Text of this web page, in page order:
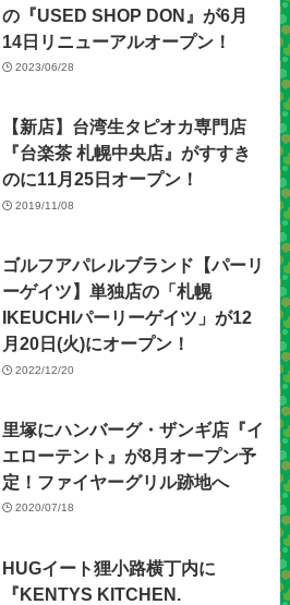
の『USED SHOP DON』が6月
14日リニューアルオープン！
2023/06/28
【新店】台湾生タピオカ専門店
『台楽茶 札幌中央店』がすすき
のに11月25日オープン！
2019/11/08
ゴルフアパレルブランド【パーリ
ーゲイツ】単独店の「札幌
IKEUCHIパーリーゲイツ」が12
月20日(火)にオープン！
2022/12/20
里塚にハンバーグ・ザンギ店『イ
エローテント』が8月オープン予
定！ファイヤーグリル跡地へ
2020/07/18
HUGイート狸小路横丁内に
『KENTYS KITCHEN.